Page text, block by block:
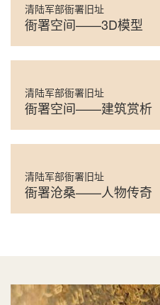
清陆军部衙署旧址
衙署空间——3D模型
清陆军部衙署旧址
衙署空间——建筑赏析
清陆军部衙署旧址
衙署沧桑——人物传奇